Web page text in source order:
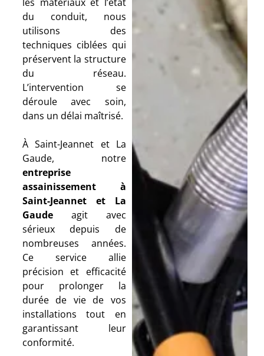
du conduit, nous
utilisons des
techniques ciblées qui
préservent la structure
du réseau.
L’intervention se
déroule avec soin,
dans un délai maîtrisé.
À Saint-Jeannet et La
Gaude, notre
entreprise
assainissement à
Saint-Jeannet et La
Gaudeagit avec
sérieux depuis de
nombreuses années.
Ce service allie
précision et efficacité
pour prolonger la
durée de vie de vos
installations tout en
garantissant leur
conformité.